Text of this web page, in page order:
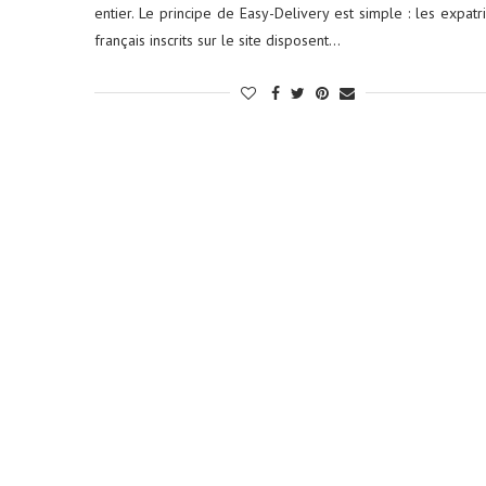
entier. Le principe de Easy-Delivery est simple : les
français inscrits sur le site disposent…